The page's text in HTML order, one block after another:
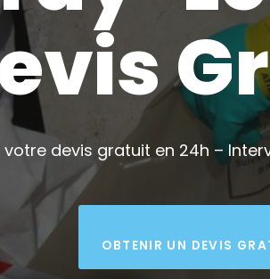
votre devis gratuit en 24h –
OBTENIR UN DEVIS